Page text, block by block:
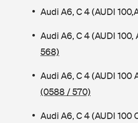
Audi A6, C 4 (AUDI
Audi A6, C 4 (AUDI 100,
568)
Audi A6, C 4 (AUDI 100
(0588 / 570)
Audi A6, C 4 (AUDI 100